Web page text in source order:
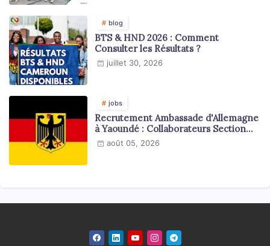
blog
BTS & HND 2026 : Comment
Consulter les Résultats ?
juillet 30, 2026
jobs
Recrutement Ambassade d'Allemagne
à Yaoundé : Collaborateurs Section
Juridique et Consulaire
août 05, 2026